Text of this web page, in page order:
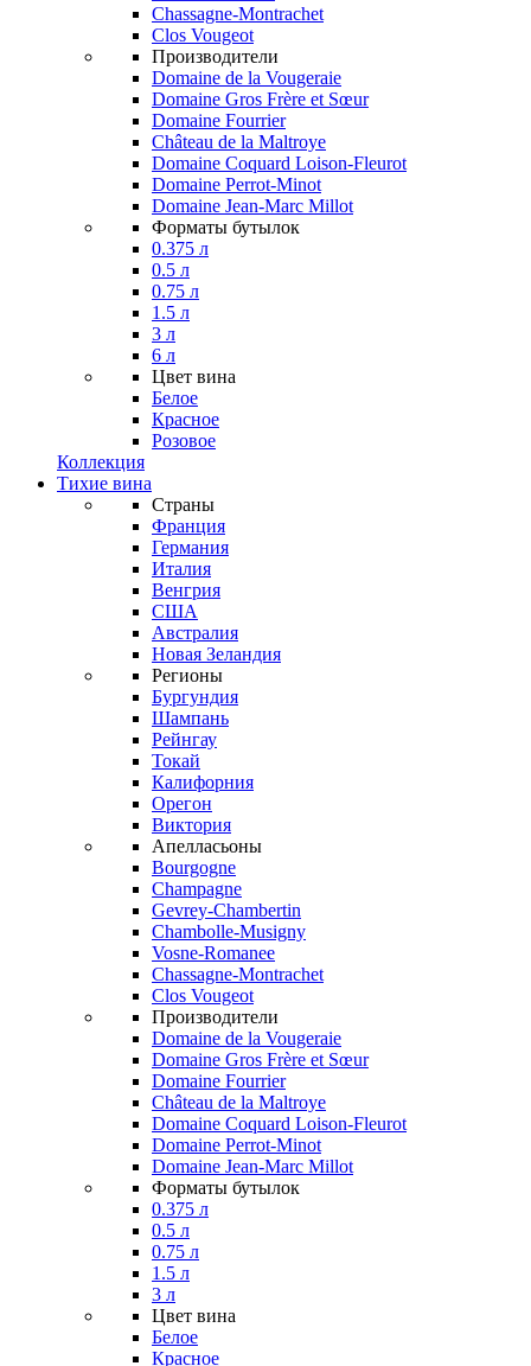
Chassagne-Montrachet
Clos Vougeot
Производители
Domaine de la Vougeraie
Domaine Gros Frère et Sœur
Domaine Fourrier
Château de la Maltroye
Domaine Coquard Loison-Fleurot
Domaine Perrot-Minot
Domaine Jean-Marc Millot
Форматы бутылок
0.375 л
0.5 л
0.75 л
1.5 л
3 л
6 л
Цвет вина
Белое
Красное
Розовое
Коллекция
Тихие вина
Страны
Франция
Германия
Италия
Венгрия
США
Австралия
Новая Зеландия
Регионы
Бургундия
Шампань
Рейнгау
Токай
Калифорния
Орегон
Виктория
Апелласьоны
Bourgogne
Champagne
Gevrey-Chambertin
Chambolle-Musigny
Vosne-Romanee
Chassagne-Montrachet
Clos Vougeot
Производители
Domaine de la Vougeraie
Domaine Gros Frère et Sœur
Domaine Fourrier
Château de la Maltroye
Domaine Coquard Loison-Fleurot
Domaine Perrot-Minot
Domaine Jean-Marc Millot
Форматы бутылок
0.375 л
0.5 л
0.75 л
1.5 л
3 л
Цвет вина
Белое
Красное